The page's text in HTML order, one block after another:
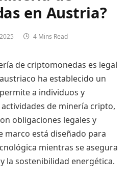
en Austria?
4 Mins Read
de criptomonedas es legal
ha establecido un
a individuos y
de minería cripto,
obligaciones legales y
marco está diseñado para
mientras se asegura
la sostenibilidad energética.